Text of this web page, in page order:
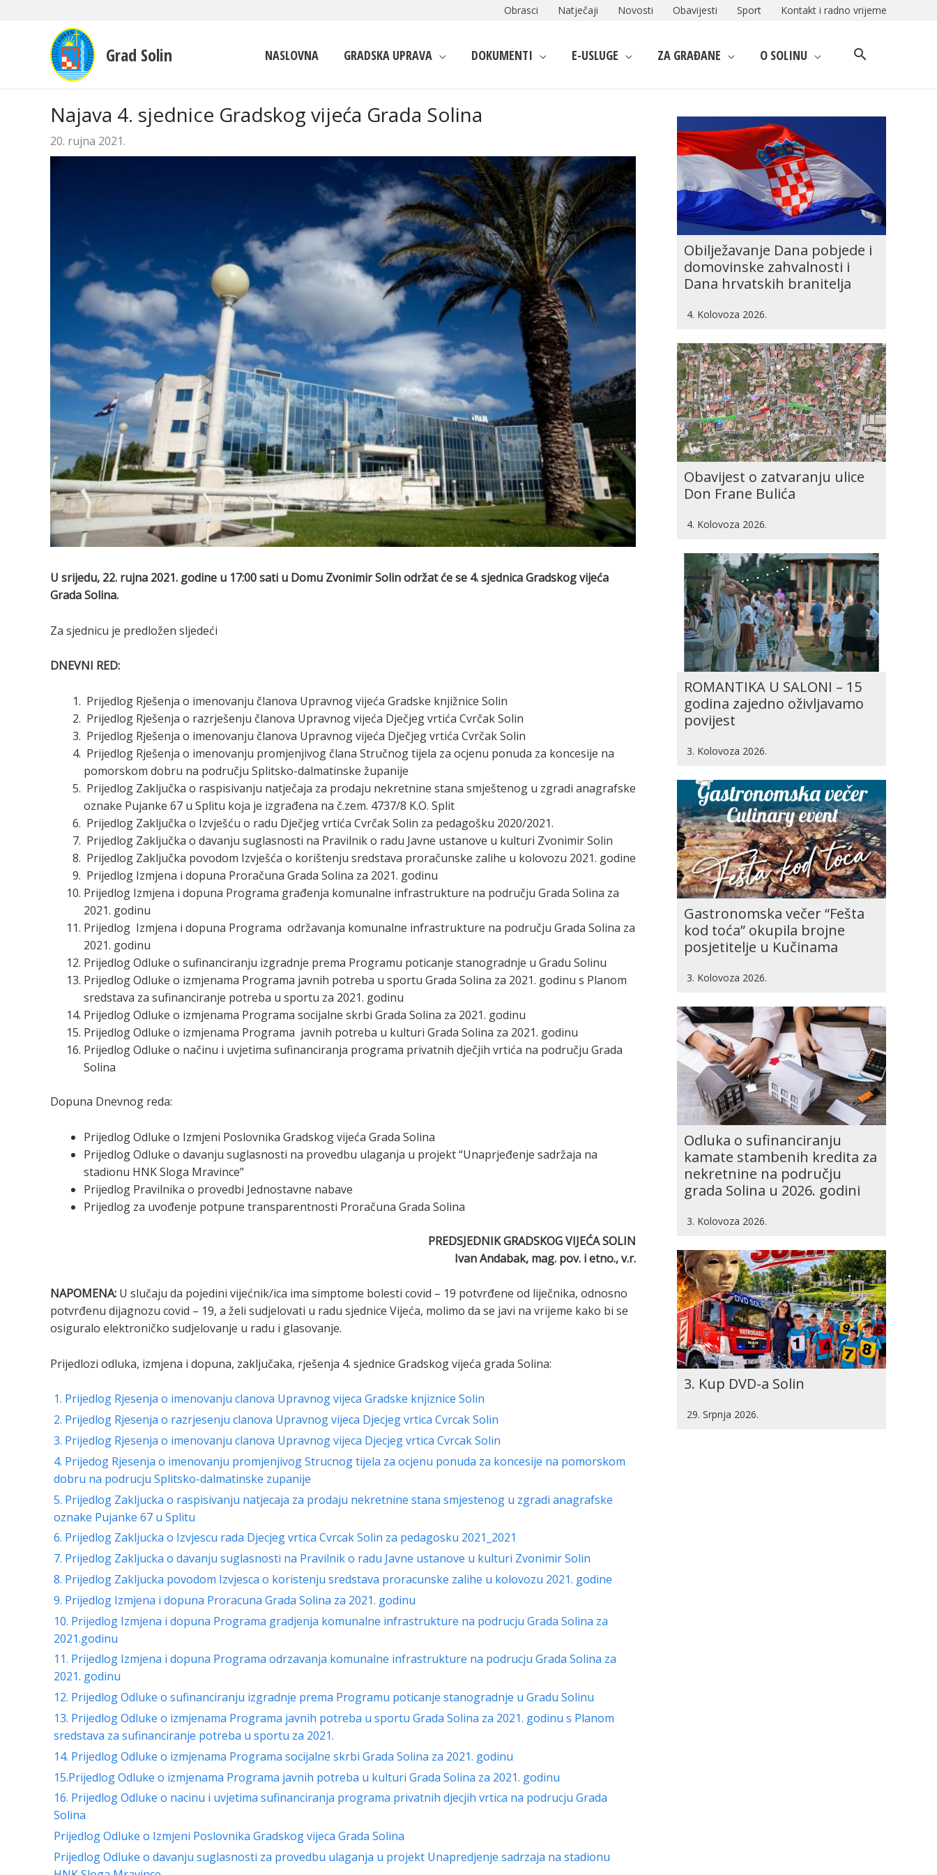
Obrasci Natječaji Novosti Obavijesti Sport Kontakt i radno vrijeme
Grad Solin NASLOVNA GRADSKA UPRAVA DOKUMENTI E-USLUGE ZA GRAĐANE O SOLINU
Najava 4. sjednice Gradskog vijeća Grada Solina
20. rujna 2021.
U srijedu, 22. rujna 2021. godine u 17:00 sati u Domu Zvonimir Solin održat će se 4. sjednica Gradskog vijeća
Grada Solina.
Za sjednicu je predložen sljedeći
DNEVNI RED:
Prijedlog Rješenja o imenovanju članova Upravnog vijeća Gradske knjižnice Solin
Prijedlog Rješenja o razrješenju članova Upravnog vijeća Dječjeg vrtića Cvrčak Solin
Prijedlog Rješenja o imenovanju članova Upravnog vijeća Dječjeg vrtića Cvrčak Solin
Prijedlog Rješenja o imenovanju promjenjivog člana Stručnog tijela za ocjenu ponuda za koncesije na
pomorskom dobru na području Splitsko-dalmatinske županije
Prijedlog Zaključka o raspisivanju natječaja za prodaju nekretnine stana smještenog u zgradi anagrafske
oznake Pujanke 67 u Splitu koja je izgrađena na č.zem. 4737/8 K.O. Split
Prijedlog Zaključka o Izvješću o radu Dječjeg vrtića Cvrčak Solin za pedagošku 2020/2021.
Prijedlog Zaključka o davanju suglasnosti na Pravilnik o radu Javne ustanove u kulturi Zvonimir Solin
Prijedlog Zaključka povodom Izvješća o korištenju sredstava proračunske zalihe u kolovozu 2021. godine
Prijedlog Izmjena i dopuna Proračuna Grada Solina za 2021. godinu
Prijedlog Izmjena i dopuna Programa građenja komunalne infrastrukture na području Grada Solina za
2021. godinu
Prijedlog Izmjena i dopuna Programa održavanja komunalne infrastrukture na području Grada Solina za
2021. godinu
Prijedlog Odluke o sufinanciranju izgradnje prema Programu poticanje stanogradnje u Gradu Solinu
Prijedlog Odluke o izmjenama Programa javnih potreba u sportu Grada Solina za 2021. godinu s Planom
sredstava za sufinanciranje potreba u sportu za 2021. godinu
Prijedlog Odluke o izmjenama Programa socijalne skrbi Grada Solina za 2021. godinu
Prijedlog Odluke o izmjenama Programa javnih potreba u kulturi Grada Solina za 2021. godinu
Prijedlog Odluke o načinu i uvjetima sufinanciranja programa privatnih dječjih vrtića na području Grada
Solina
Dopuna Dnevnog reda:
Prijedlog Odluke o Izmjeni Poslovnika Gradskog vijeća Grada Solina
Prijedlog Odluke o davanju suglasnosti na provedbu ulaganja u projekt “Unaprjeđenje sadržaja na
stadionu HNK Sloga Mravince”
Prijedlog Pravilnika o provedbi Jednostavne nabave
Prijedlog za uvođenje potpune transparentnosti Proračuna Grada Solina
PREDSJEDNIK GRADSKOG VIJEĆA SOLIN
Ivan Andabak, mag. pov. i etno., v.r.
NAPOMENA: U slučaju da pojedini vijećnik/ica ima simptome bolesti covid – 19 potvrđene od liječnika, odnosno
potvrđenu dijagnozu covid – 19, a želi sudjelovati u radu sjednice Vijeća, molimo da se javi na vrijeme kako bi se
osiguralo elektroničko sudjelovanje u radu i glasovanje.
Prijedlozi odluka, izmjena i dopuna, zaključaka, rješenja 4. sjednice Gradskog vijeća grada Solina:
1. Prijedlog Rjesenja o imenovanju clanova Upravnog vijeca Gradske knjiznice Solin
2. Prijedlog Rjesenja o razrjesenju clanova Upravnog vijeca Djecjeg vrtica Cvrcak Solin
3. Prijedlog Rjesenja o imenovanju clanova Upravnog vijeca Djecjeg vrtica Cvrcak Solin
4. Prijedog Rjesenja o imenovanju promjenjivog Strucnog tijela za ocjenu ponuda za koncesije na pomorskom
dobru na podrucju Splitsko-dalmatinske zupanije
5. Prijedlog Zakljucka o raspisivanju natjecaja za prodaju nekretnine stana smjestenog u zgradi anagrafske
oznake Pujanke 67 u Splitu
6. Prijedlog Zakljucka o Izvjescu rada Djecjeg vrtica Cvrcak Solin za pedagosku 2021_2021
7. Prijedlog Zakljucka o davanju suglasnosti na Pravilnik o radu Javne ustanove u kulturi Zvonimir Solin
8. Prijedlog Zakljucka povodom Izvjesca o koristenju sredstava proracunske zalihe u kolovozu 2021. godine
9. Prijedlog Izmjena i dopuna Proracuna Grada Solina za 2021. godinu
10. Prijedlog Izmjena i dopuna Programa gradjenja komunalne infrastrukture na podrucju Grada Solina za
2021.godinu
11. Prijedlog Izmjena i dopuna Programa odrzavanja komunalne infrastrukture na podrucju Grada Solina za
2021. godinu
12. Prijedlog Odluke o sufinanciranju izgradnje prema Programu poticanje stanogradnje u Gradu Solinu
13. Prijedlog Odluke o izmjenama Programa javnih potreba u sportu Grada Solina za 2021. godinu s Planom
sredstava za sufinanciranje potreba u sportu za 2021.
14. Prijedlog Odluke o izmjenama Programa socijalne skrbi Grada Solina za 2021. godinu
15.Prijedlog Odluke o izmjenama Programa javnih potreba u kulturi Grada Solina za 2021. godinu
16. Prijedlog Odluke o nacinu i uvjetima sufinanciranja programa privatnih djecjih vrtica na podrucju Grada
Solina
Prijedlog Odluke o Izmjeni Poslovnika Gradskog vijeca Grada Solina
Prijedlog Odluke o davanju suglasnosti za provedbu ulaganja u projekt Unapredjenje sadrzaja na stadionu
Obilježavanje Dana pobjede i
domovinske zahvalnosti i
Dana hrvatskih branitelja
4. Kolovoza 2026.
Obavijest o zatvaranju ulice
Don Frane Bulića
4. Kolovoza 2026.
ROMANTIKA U SALONI – 15
godina zajedno oživljavamo
povijest
3. Kolovoza 2026.
Gastronomska večer “Fešta
kod toća” okupila brojne
posjetitelje u Kučinama
3. Kolovoza 2026.
Odluka o sufinanciranju
kamate stambenih kredita za
nekretnine na području
grada Solina u 2026. godini
3. Kolovoza 2026.
3. Kup DVD-a Solin
29. Srpnja 2026.